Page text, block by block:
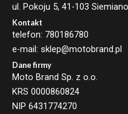
ul. Pokoju 5, 41-103
Kontakt
telefon: 780186780
e-mail: sklep@motobrand.pl
Dane firmy
Moto Brand Sp. z o.o.
KRS 0000860824
NIP 6431774270